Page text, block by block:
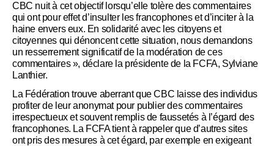
CBC nuit à cet objectif lorsqu’elle tolère des commentaires
qui ont pour effet d’insulter les francophones et d’inciter à la
haine envers eux. En solidarité avec les citoyens et
citoyennes qui dénoncent cette situation, nous demandons
un resserrement significatif de la modération de ces
commentaires », déclare la présidente de la FCFA, Sylviane
Lanthier.
La Fédération trouve aberrant que CBC laisse des individus
profiter de leur anonymat pour publier des commentaires
irrespectueux et souvent remplis de faussetés à l’égard des
francophones. La FCFA tient à rappeler que d’autres sites
ont pris des mesures à cet égard, par exemple en exigeant